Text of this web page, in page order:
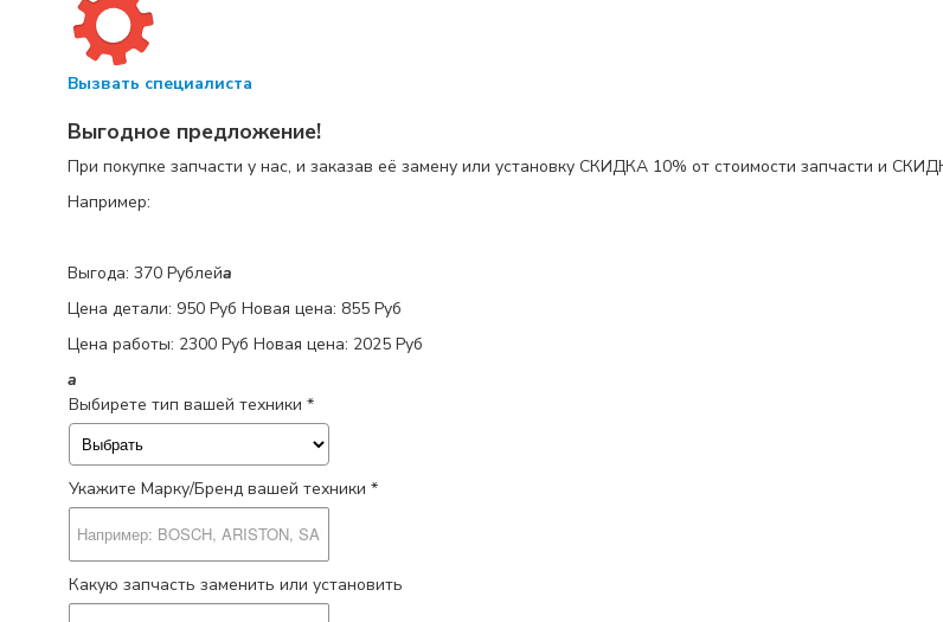
Вызвать специалиста
Выгодное предложение!
При покупке запчасти у нас, и заказав её замену или установку СКИДКА 10% от стоимости запчасти и
Например:
Выгода: 370 Рублейa
Цена детали: 950 Руб Новая цена: 855 Руб
Цена работы: 2300 Руб Новая цена: 2025 Руб
a
Выбирете тип вашей техники *
Укажите Марку/Бренд вашей техники *
Какую запчасть заменить или установить